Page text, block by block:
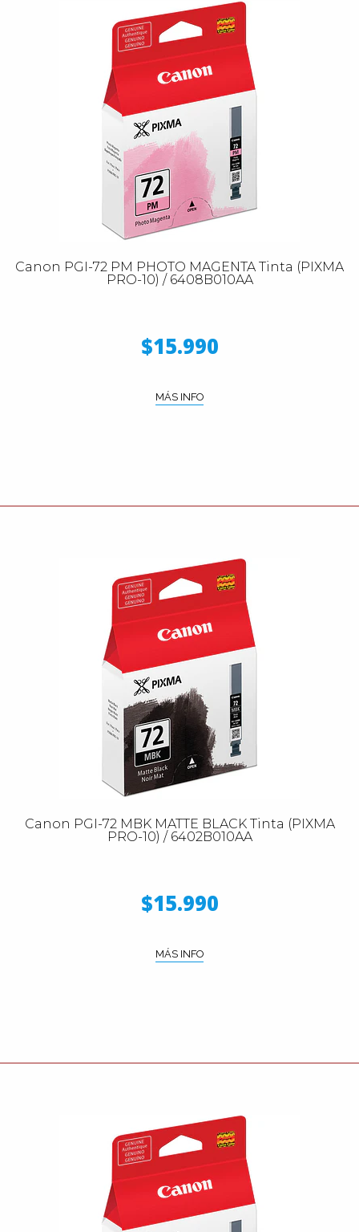
Canon PGI-72 PM PHOTO MAGENTA Tinta (PIXMA
PRO-10) / 6408B010AA
$15.990
MÁS INFO
Canon PGI-72 MBK MATTE BLACK Tinta (PIXMA
PRO-10) / 6402B010AA
$15.990
MÁS INFO